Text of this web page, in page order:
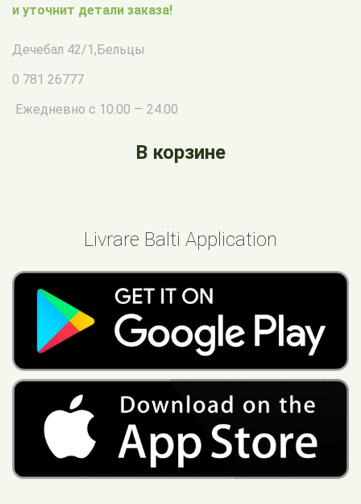
и уточнит детали заказа!
Дечебал 42/1,Бельцы
0 781 26777
Ежедневно с 10.00 — 24.00
В корзине
Livrare Balti Application